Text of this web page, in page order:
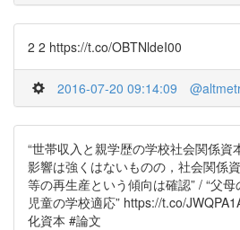
2 2 https://t.co/OBTNldeI00
2016-07-20 09:14:09
“世帯収入と親学歴の学校社会関係資
影響は強くはないものの，社会関係
等の再生産という傾向は確認” / “父
児童の学校適応” https://t.co/
化資本 #論文